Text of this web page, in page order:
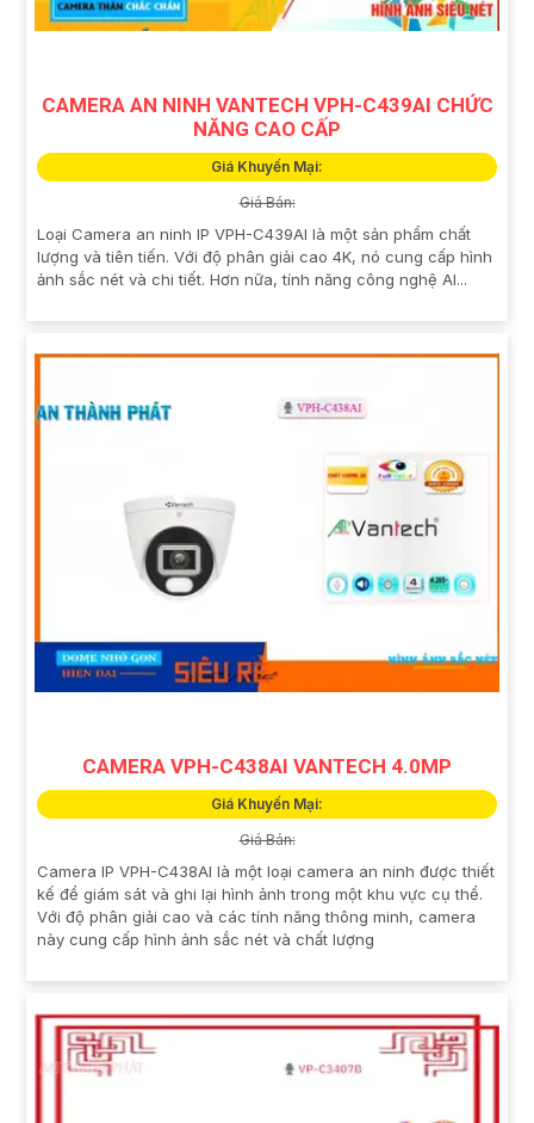
CAMERA AN NINH VANTECH VPH-C439AI CHỨC
NĂNG CAO CẤP
Giá Khuyến Mại:
Giá Bán:
Loại Camera an ninh IP VPH-C439AI là một sản phẩm chất
lượng và tiên tiến. Với độ phân giải cao 4K, nó cung cấp hình
ảnh sắc nét và chi tiết. Hơn nữa, tính năng công nghệ AI...
CAMERA VPH-C438AI VANTECH 4.0MP
Giá Khuyến Mại:
Giá Bán:
Camera IP VPH-C438AI là một loại camera an ninh được thiết
kế để giám sát và ghi lại hình ảnh trong một khu vực cụ thể.
Với độ phân giải cao và các tính năng thông minh, camera
này cung cấp hình ảnh sắc nét và chất lượng